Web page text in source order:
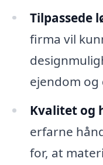
Tilpassede
firma vil
ejendom og
Kvalitet og
erfarne
for, at